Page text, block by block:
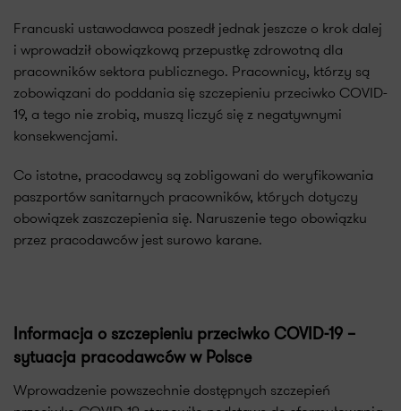
Francuski ustawodawca poszedł jednak jeszcze o krok dalej
i wprowadził obowiązkową przepustkę zdrowotną dla
pracowników sektora publicznego. Pracownicy, którzy są
zobowiązani do poddania się szczepieniu przeciwko COVID-
19, a tego nie zrobią, muszą liczyć się z negatywnymi
konsekwencjami.
Co istotne, pracodawcy są zobligowani do weryfikowania
paszportów sanitarnych pracowników, których dotyczy
obowiązek zaszczepienia się. Naruszenie tego obowiązku
przez pracodawców jest surowo karane.
Informacja o szczepieniu przeciwko COVID-19 –
sytuacja pracodawców w Polsce
Wprowadzenie powszechnie dostępnych szczepień